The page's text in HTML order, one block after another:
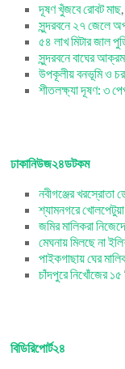
দূষণ খুঁজবে রোবট মাছ
সুন্দরবনে ২৭ জেলে
৫৪ লাখ মিটার জাল
সুন্দরবনে বাঘের
উপকূলীয় বনভূমি ও চর
শীতলক্ষ্যা দূষণ: ৩
ঢাকানিউজ২৪ডটকম
নবীগঞ্জের খরস্রোতা
শ্যামনগরে
জমির মালিকরা
মেঘনায় মিলছে না
পাইকগাছায় ঘের
চাঁদপুরে নিখোঁজের
বিডিরিপোর্ট২৪